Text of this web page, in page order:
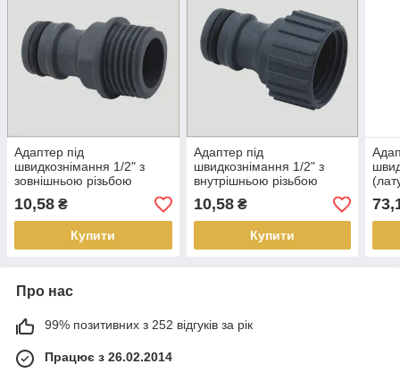
Адаптер під
швидкознімання 1/2" з
зовнішньою різьбою
10,58 ₴
Купити
Адаптер під
швидкознімання 1/2" з
внутрішньою різьбою
10,58₴
Купити
Про нас
99% позитивних з 252 відгуків за рік
Працює з 26.02.2014